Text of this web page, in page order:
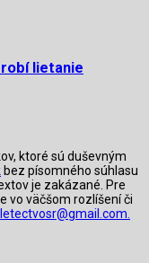
lietanie
ktoré sú duševným
bez písomného súhlasu
je zakázané. Pre
vo väčšom rozlíšení či
letectvosr@gmail.com.